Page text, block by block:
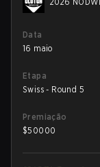
Data
16 maio
Etapa
Swiss - Round 5
Premiação
$50000